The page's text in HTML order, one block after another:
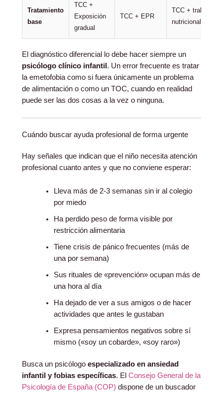
Tratamiento
base
TCC +
Exposición
gradual
TCC + EPR
TCC + trabajo
nutricional
El diagnóstico diferencial lo debe hacer siempre un
psicólogo clínico infantil . Un error frecuente es tratar
la emetofobia como si fuera únicamente un problema
de alimentación o como un TOC, cuando en realidad
puede ser las dos cosas a la vez o ninguna.
Cuándo buscar ayuda profesional de forma urgente
Hay señales que indican que el niño necesita atención
profesional cuanto antes y que no conviene esperar:
Lleva más de 2-3 semanas sin ir al colegio
por miedo
Ha perdido peso de forma visible por
restricción alimentaria
Tiene crisis de pánico frecuentes (más de
una por semana)
Sus rituales de «prevención» ocupan más de
una hora al día
Ha dejado de ver a sus amigos o de hacer
actividades que antes le gustaban
Expresa pensamientos negativos sobre sí
mismo («soy un cobarde», «soy raro»)
Busca un psicólogo especializado en ansiedad
infantil y fobias específicas. El Consejo General de la
Psicología de España (COP) dispone de un buscador